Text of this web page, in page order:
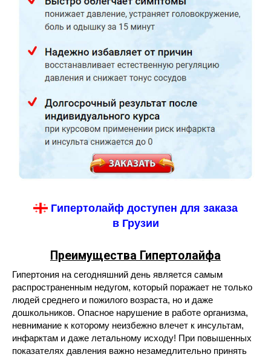
Гипертолайф доступен для заказа
в Грузии
Преимущества Гипертолайфа
Гипертония на сегодняшний день является самым
распространенным недугом, который поражает не только
людей среднего и пожилого возраста, но и даже
дошкольников. Опасное нарушение в работе организма,
невнимание к которому неизбежно влечет к инсультам,
инфарктам и даже летальному исходу! При повышенных
показателях давления важно незамедлительно принять